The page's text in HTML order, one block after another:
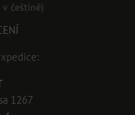
češtině)
1267